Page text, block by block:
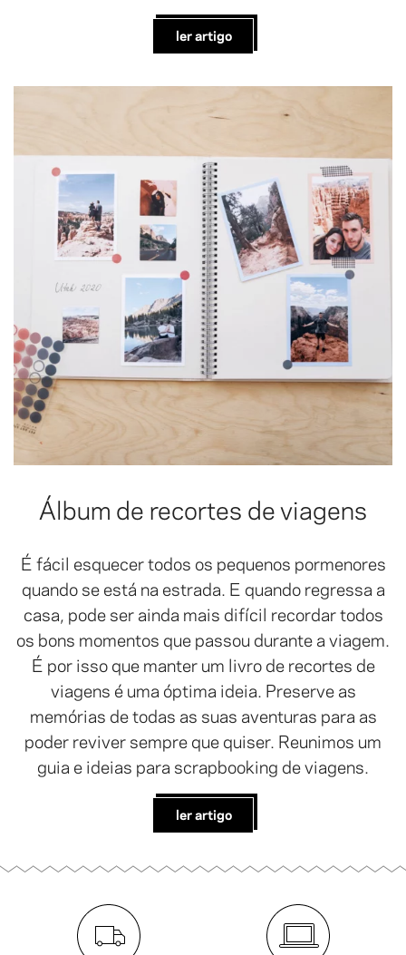
ler artigo
Álbum de recortes de viagens
É fácil esquecer todos os pequenos pormenores
quando se está na estrada. E quando regressa a
casa, pode ser ainda mais difícil recordar todos
os bons momentos que passou durante a viagem.
É por isso que manter um livro de recortes de
viagens é uma óptima ideia. Preserve as
memórias de todas as suas aventuras para as
poder reviver sempre que quiser. Reunimos um
guia e ideias para scrapbooking de viagens.
ler artigo